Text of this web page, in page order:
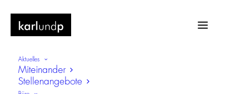
Aktuelles
Miteinander
Stellenangebote